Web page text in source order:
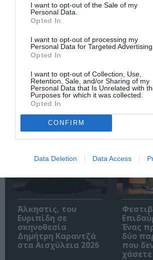
I want to opt-out of the Sale of my
Personal Data.
Opted In
I want to opt-out of processing my
Personal Data for Targeted Advertising.
Opted In
I want to opt-out of Collection, Use,
Retention, Sale, and/or Sharing of my
Personal Data that Is Unrelated with
Purposes for which it was collected.
Opted In
CONFIRM
Data Deletion Data Access
Μακμπέθ, της
Κατερίνας
Ευαγγελάτου με
Γιώργο Γάλλο &
Καρυοφυλλιά
Καραμπέτη στο
Θέατρο Βασιλάκου
Τελευταία νέα
Άλκηστις, του
Ευριπίδη σε
σκηνοθεσία
Δημήτρη Καραντζά
στα Αισχύλεια 2026
Ένας
δύο
που
χάσετε